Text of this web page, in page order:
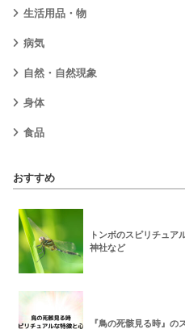
生活用品・物
病気
自然・自然現象
身体
食品
おすすめ
トンボのスピリチュア
神社など
『鳥の死骸見る時』の